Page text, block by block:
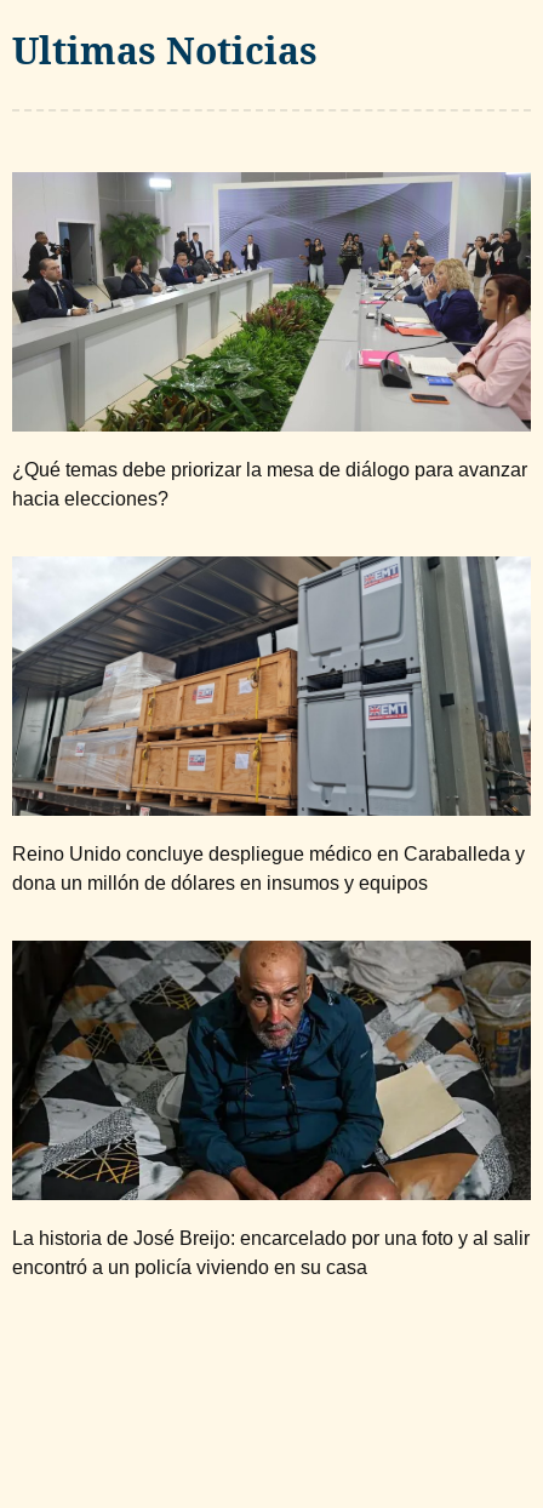
Ultimas Noticias
¿Qué temas debe priorizar la mesa de diálogo para avanzar
hacia elecciones?
Reino Unido concluye despliegue médico en Caraballeda y
dona un millón de dólares en insumos y equipos
La historia de José Breijo: encarcelado por una foto y al salir
encontró a un policía viviendo en su casa